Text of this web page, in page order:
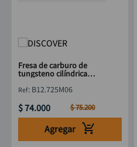
Fresa de carburo de
tungsteno cilíndrica
DISCOVER
: B12.725M06
$74.000 $75.200
Agregar